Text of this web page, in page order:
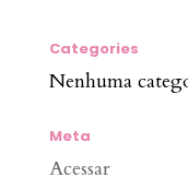
Categories
Nenhuma
Meta
Acessar